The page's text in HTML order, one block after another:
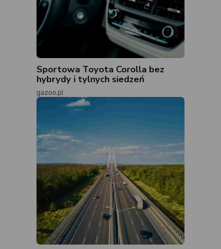
Sportowa Toyota Corolla bez
hybrydy i tylnych siedzeń
gazoo.pl